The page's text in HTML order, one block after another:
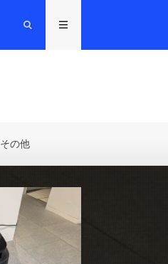
その他